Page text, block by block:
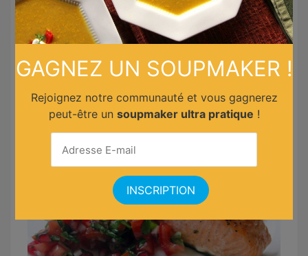
Sole aux câpres et tomates cerises
GAGNEZ UN SOUPMAKER !
Rejoignez notre communauté et vous gagnerez
peut-être un soupmaker ultra pratique !